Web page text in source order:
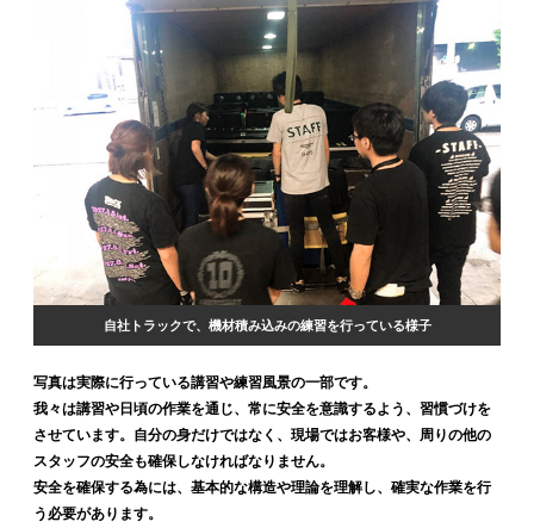
自社トラックで、機材積み込みの練習を行っている様子
写真は実際に行っている講習や練習風景の一部です。
我々は講習や日頃の作業を通じ、常に安全を意識するよう、習慣づけを
させています。自分の身だけではなく、現場ではお客様や、周りの他の
スタッフの安全も確保しなければなりません。
安全を確保する為には、基本的な構造や理論を理解し、確実な作業を行
う必要があります。